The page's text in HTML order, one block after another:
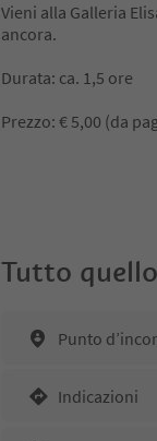
Vieni alla Galleria
ancora.
Durata: ca. 1,5 ore
Prezzo: € 5,00 (da
Tutto
Punto
Indicazioni